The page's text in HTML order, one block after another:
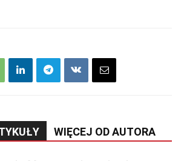
WIĘCEJ OD AUTORA